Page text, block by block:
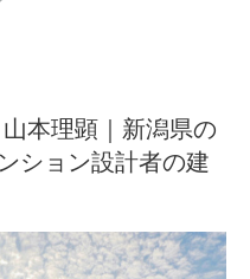
本理顕｜新潟県の
ション設計者の建